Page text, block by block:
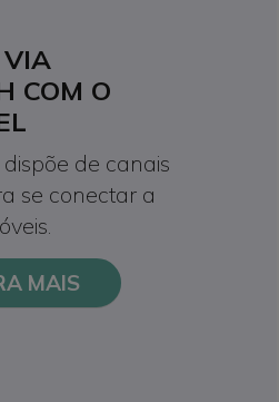
VIA
COM O
de canais
se conectar a
MAIS